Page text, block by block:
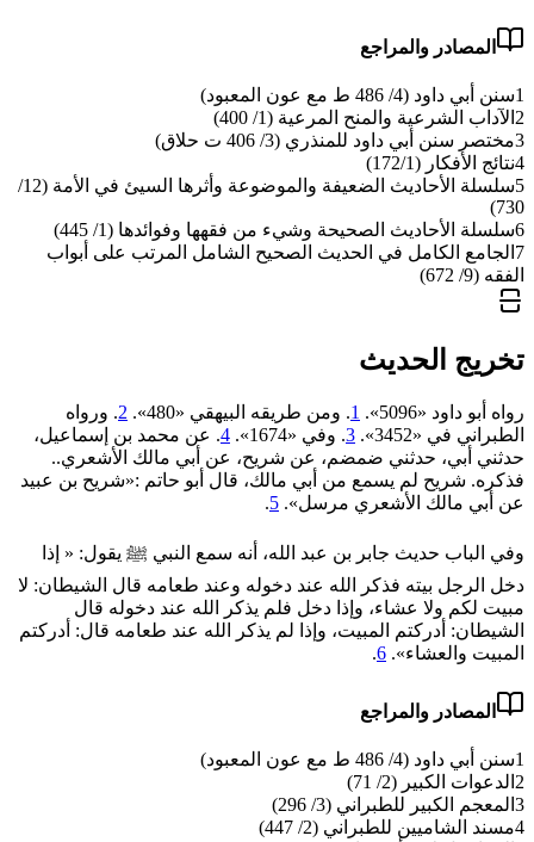
المصادر والمراجع
1سنن أبي داود (4/ 486 ط مع عون المعبود)
2 الآداب الشرعية والمنح المرعية (1/ 400)
3مختصر سنن أبي داود للمنذري (3/ 406 ت حلاق)
4نتائج الأفكار (172/1)
5
سلسلة الأحاديث الضعيفة والموضوعة وأثرها السيئ في الأمة (12/
730)
6سلسلة الأحاديث الصحيحة وشيء من فقهها وفوائدها (1/ 445)
7 الجامع الكامل في الحديث الصحيح الشامل المرتب على أبواب
الفقه (9/ 672)
تخريج الحديث
رواه أبو داود «5096». 1. ومن طريقه البيهقي «480». 2. ورواه
الطبراني في «3452».
3. وفي «1674». 4. عن محمد بن إسماعيل،
حدثني أبي، حدثني ضمضم، عن شريح، عن أبي مالك الأشعري..
فذكره. شريح لم يسمع من أبي مالك، قال أبو حاتم :«شريح بن عبيد
‌عن ‌أبي ‌مالك ‌الأشعري ‌مرسل». 5
.
وفي الباب حديث ‌جابر بن عبد الله، أنه سمع النبي ﷺ يقول: « إذا
دخل الرجل بيته فذكر الله عند دخوله وعند طعامه قال الشيطان: ‌لا
‌مبيت ‌لكم ولا عشاء، وإذا دخل فلم يذكر الله عند دخوله قال
الشيطان: أدركتم المبيت، وإذا لم يذكر الله عند طعامه قال: أدركتم
المبيت والعشاء». 6
.
المصادر والمراجع
1سنن أبي داود (4/ 486 ط مع عون المعبود)
2 الدعوات الكبير (2/ 71)
3 المعجم الكبير للطبراني (3/ 296)
4مسند الشاميين للطبراني (2/ 447)